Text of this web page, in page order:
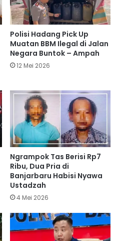
Polisi Hadang Pick Up
Muatan BBM Ilegal di Jalan
Negara Buntok – Ampah
12 Mei 2026
Ngrampok Tas Berisi Rp7
Ribu, Dua Pria di
Banjarbaru Habisi Nyawa
Ustadzah
4 Mei 2026